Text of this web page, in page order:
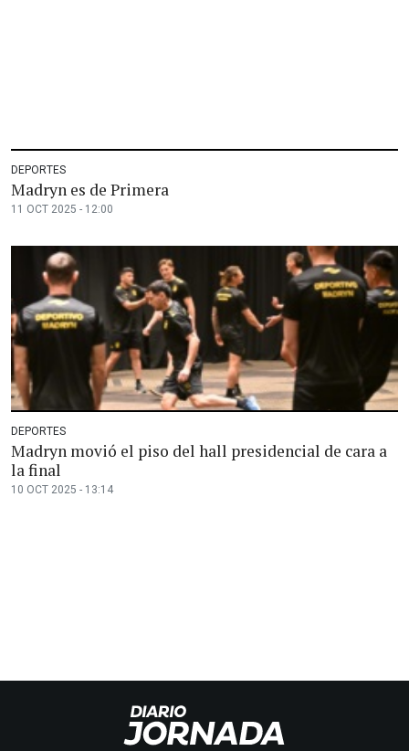
DEPORTES
Madryn es de Primera
11 OCT 2025 - 12:00
DEPORTES
Madryn movió el piso del hall presidencial de cara a
la final
10 OCT 2025 - 13:14